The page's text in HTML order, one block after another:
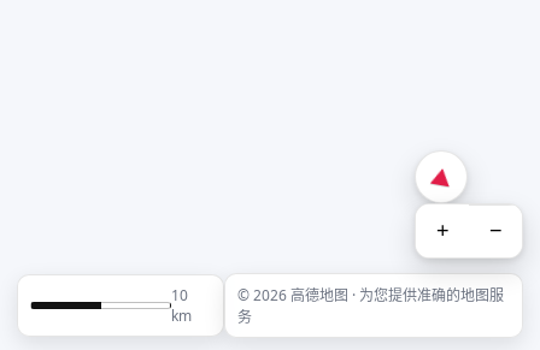
+ −
10
km
© 2026 高德地图 · 为您提供准确的地图服
务